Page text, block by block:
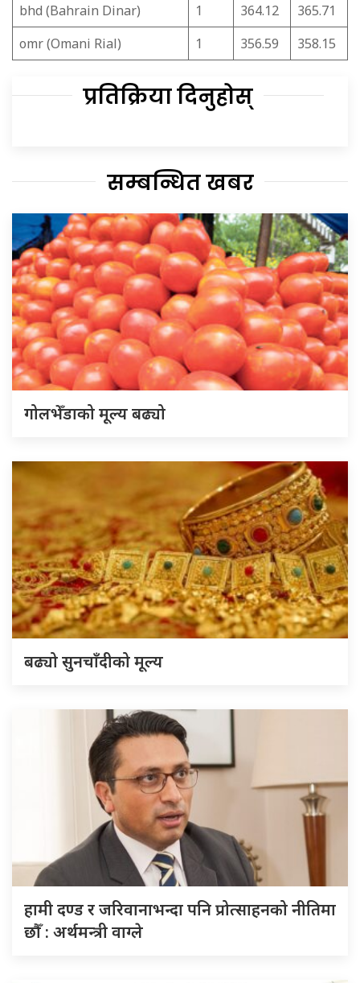
bhd (Bahrain Dinar)
1 364.12
365.71
omr (Omani Rial)
1 356.59 358.15
प्रतिक्रिया दिनुहोस्
सम्बन्धित खबर
गोलभेँडाको मूल्य बढ्यो
बढ्यो सुनचाँदीको मूल्य
हामी दण्ड र जरिवानाभन्दा पनि प्रोत्साहनको नीतिमा
छौँ : अर्थमन्त्री वाग्ले